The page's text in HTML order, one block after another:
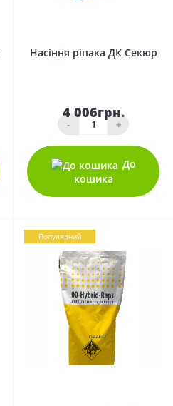
Насіння ріпака ДК Секюр
4 006грн.
- +
До
кошика
Популярний